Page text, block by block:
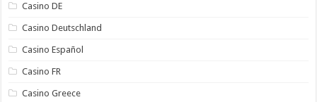
Casino DE
Casino Deutschland
Casino Español
Casino FR
Casino Greece